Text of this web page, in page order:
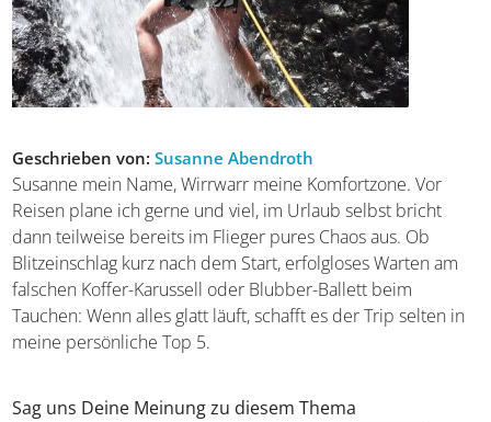
Geschrieben von:Susanne Abendroth
Susanne mein Name, Wirrwarr meine Komfortzone. Vor
Reisen plane ich gerne und viel, im Urlaub selbst bricht
dann teilweise bereits im Flieger pures Chaos aus. Ob
Blitzeinschlag kurz nach dem Start, erfolgloses Warten am
falschen Koffer-Karussell oder Blubber-Ballett beim
Tauchen: Wenn alles glatt läuft, schafft es der Trip selten in
meine persönliche Top 5.
Sag uns Deine Meinung zu diesem Thema